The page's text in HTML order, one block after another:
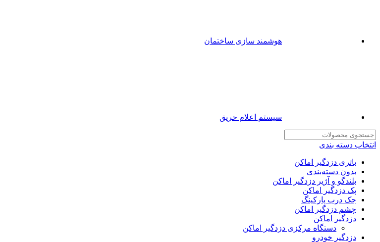
هوشمند سازی ساختمان
سیستم اعلام حریق
انتخاب دسته بندی
باتری دزدگیر اماکن
بدون دسته‌بندی
بلندگو و آژیر دزدگیر اماکن
پک دزدگیر اماکن
جک درب پارکینگ
چشم دزدگیر اماکن
دزدگیر اماکن
دستگاه مرکزی دزدگیر اماکن
دزدگیر خودرو